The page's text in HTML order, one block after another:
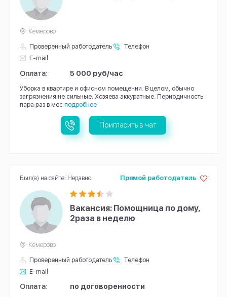
Проверенный работодатель
Телефон
E-mail
Кемерово
Оплата: 5 000 руб/час
Уборка в квартире и офисном помещении. В целом, обычно
загрязнения не сильные. Хозяева аккуратные. Периодичность
пара раз в мес подробнее
Пригласить в чат
Вакансия: Помощница по дому,
2раза в неделю
Проверенный работодатель
Телефон
E-mail
Прямой работодатель
Кемерово
Оплата: по договоренности
Был(а) на сайте: Недавно